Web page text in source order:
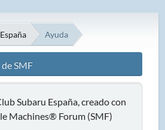
Ayuda
SMF
Subaru España, creado con
Machines® Forum (SMF)